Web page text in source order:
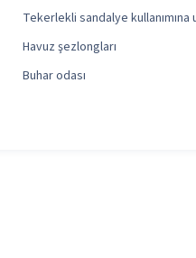
Tekerlekli sandalye kullanımına
Havuz şezlongları
Buhar odası